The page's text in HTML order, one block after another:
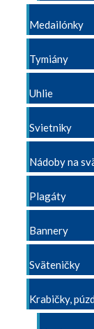
Medailónky
Tymiány
Uhlie
Svietniky
Nádoby na
Plagáty
Bannery
Sväteničky
Krabičky,